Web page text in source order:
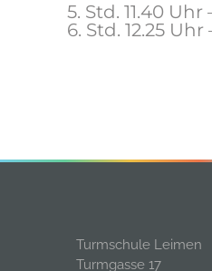
5. Std. 11.40 Uhr
6. Std. 12.25 Uhr
Turmschule Leimen
Turmgasse 17